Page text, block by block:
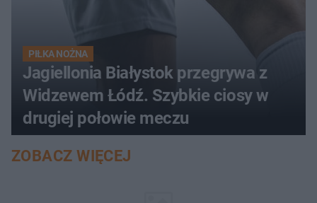
PIŁKA NOŻNA
Jagiellonia Białystok przegrywa z
Widzewem Łódź. Szybkie ciosy w
drugiej połowie meczu
ZOBACZ WIĘCEJ